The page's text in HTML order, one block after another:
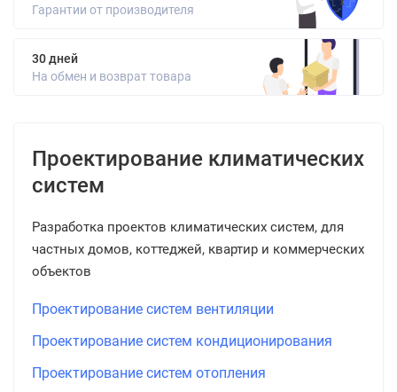
Гарантии от производителя
30 дней
На обмен и возврат товара
Проектирование климатических
систем
Разработка проектов климатических систем, для
частных домов, коттеджей, квартир и коммерческих
объектов
Проектирование систем вентиляции
Проектирование систем кондиционирования
Проектирование систем отопления